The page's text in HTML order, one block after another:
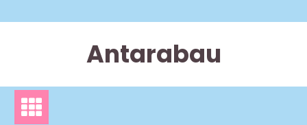
to
Antarabau